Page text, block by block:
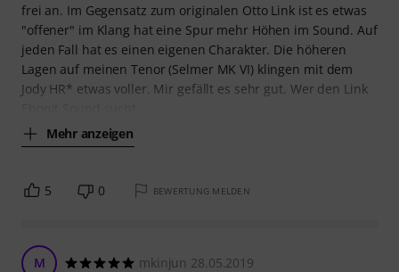
frei an. Im Gegensatz zum originalen Otto Link ist es etwas
"offener" im Klang hat eine Spur mehr Höhen im Sound. Auf
jeden Fall hat es einen eigenen Charakter. Die höheren
Lagen auf meinen Tenor (Selmer MK VI) klingen mit dem
Jody HR* etwas voller. Mir gefällt es sehr gut. Wer den Link
Mehr anzeigen
5 0 BEWERTUNG MELDEN
M mkinjun 28.05.2019